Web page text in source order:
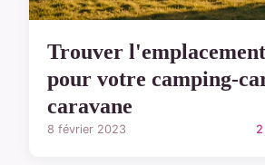
Trouver
pour votre camping-
caravane
8 février 2023